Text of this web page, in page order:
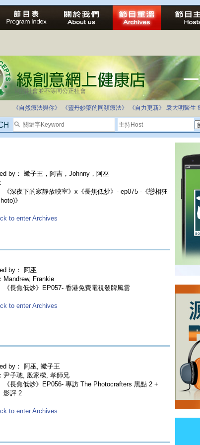
法治社會並不等同公正社會
《自然療法與你》 《靈丹妙藥的同類療法》 《自力更新》 袁大明醫生
by： 蠍子王，阿吉，Johnny，阿巫
《深夜下的寂靜放映室》x《長焦低炒》- ep075 -《戀相狂
》
to enter Archives
by： 阿巫
Mandrew, Frankie
《長焦低炒》EP057- 香港免費電視發牌風雲
to enter Archives
by： 阿巫, 蠍子王
尹子聰, 殷家樑, 孝師兄
《長焦低炒》EP056- 專訪 The Photocrafters 黑點 2 +
影評 2
to enter Archives